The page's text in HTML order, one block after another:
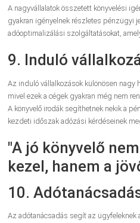
A nagyvállalatok összetett könyvelési
gyakran igényelnek részletes pénzügyi
adóoptimalizálási szolgáltatásokat,
9. Induló
Az induló vállalkozások különösen nagy
mivel ezek a cégek gyakran még nem
A könyvelő irodák segíthetnek nekik a
kezdeti időszak adózási kérdéseinek
"A jó könyvelő
kezel, hanem a
10.
Az adótanácsadás segít az ügyfeleknek